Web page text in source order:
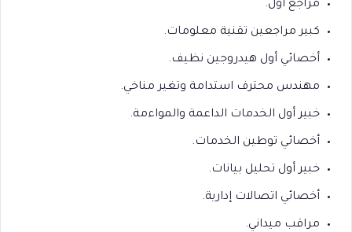
مراجع أول.
كبير مراجعين تقنية معلومات.
أخصائي أول هيدروجين نظيف.
مهندس محترف استدامة وتغير مناخي.
خبير أول الخدمات الداعمة والمواءمة.
أخصائي توطين الخدمات.
خبير أول تحليل بيانات.
أخصائي اتصالات إدارية.
مراقب ميداني.